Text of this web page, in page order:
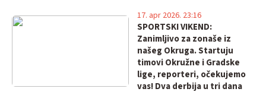
SPORTSKI VIKEND:
Zanimljivo za zonaše iz
našeg Okruga. Startuju
timovi Okružne i Gradske
lige, reporteri, očekujemo
vas! Dva derbija u tri dana
17. apr 2026. 23:16